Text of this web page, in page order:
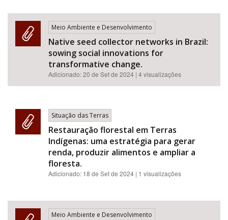
Meio Ambiente e Desenvolvimento
Native seed collector networks in Brazil:
sowing social innovations for
transformative change.
Adicionado:20 de Set de 2024 | 4 visualizações
Situação das Terras
Restauração florestal em Terras
Indígenas: uma estratégia para gerar
renda, produzir alimentos e ampliar a
floresta.
Adicionado: 18 de Set de 2024 | 1 visualizações
Meio Ambiente e Desenvolvimento